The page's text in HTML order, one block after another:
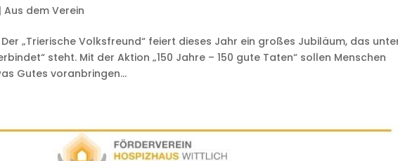
|Aus dem Verein
„Trierische Volksfreund“ feiert dieses Jahr ein großes Jubiläum, das
steht. Mit der Aktion „150 Jahre – 150 gute Taten“ sollen Menschen
Gutes voranbringen...